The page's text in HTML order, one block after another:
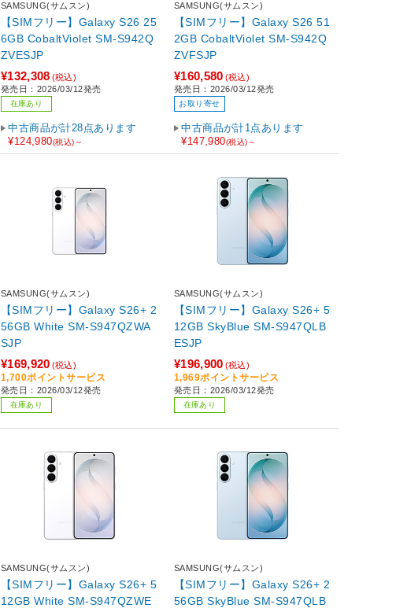
SAMSUNG(サムスン)
【SIMフリー】Galaxy S26 25
6GB CobaltViolet SM-S942Q
ZVESJP
¥132,308 (税込)
発売日：2026/03/12発売
在庫あり
中古商品が計28点あります
¥124,980(税込)～
SAMSUNG(サムスン)
【SIMフリー】Galaxy S26 51
2GB CobaltViolet SM-S942Q
ZVFSJP
¥160,580 (税込)
発売日：2026/03/12発売
お取り寄せ
中古商品が計1点あります
¥147,980(税込)～
SAMSUNG(サムスン)
【SIMフリー】Galaxy S26+ 2
56GB White SM-S947QZWA
SJP
¥169,920 (税込)
1,700ポイントサービス
発売日：2026/03/12発売
在庫あり
SAMSUNG(サムスン)
【SIMフリー】Galaxy S26+ 5
12GB SkyBlue SM-S947QLB
ESJP
¥196,900 (税込)
1,969ポイントサービス
発売日：2026/03/12発売
在庫あり
SAMSUNG(サムスン)
【SIMフリー】Galaxy S26+ 5
12GB White SM-S947QZWE
SAMSUNG(サムスン)
【SIMフリー】Galaxy S26+ 2
56GB SkyBlue SM-S947QLB